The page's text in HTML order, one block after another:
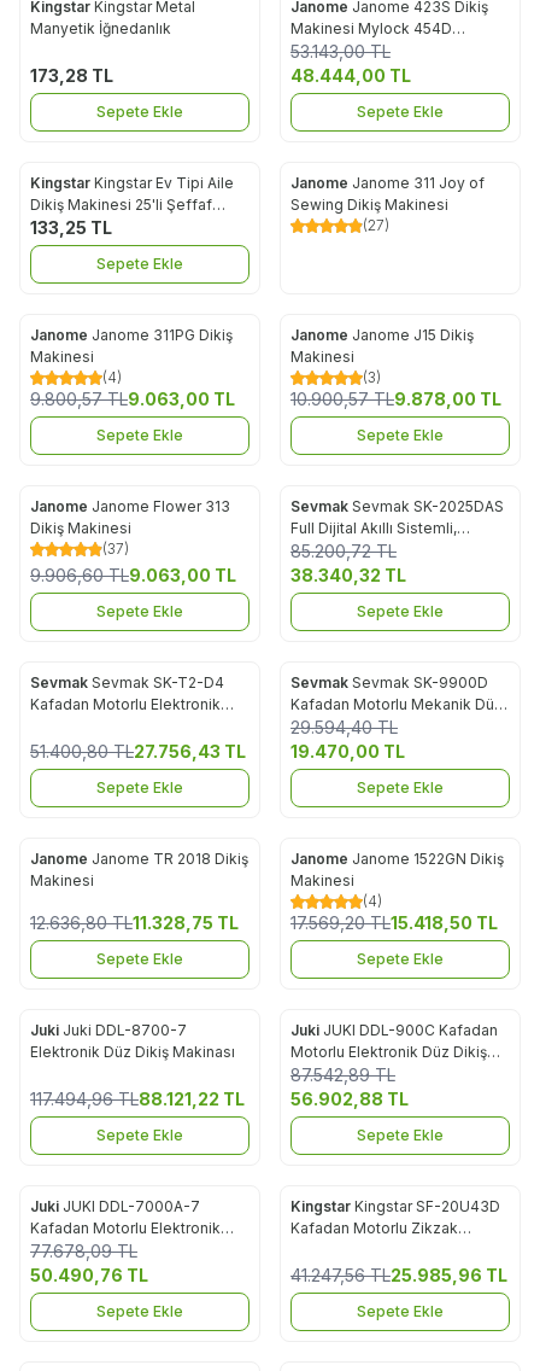
Favorilere Ekle
Kingstar Kingstar Metal
Manyetik İğnedanlık
173,28 TL
Sepete Ekle
Yeni
%9
Favorilere Ekle
Janome Janome 423S Dikiş
Makinesi Mylock 454D
Overlok Makinesi Çöp Kutusu
ve Uzatma Tablaları Avantaj
Paketi
53.143,00TL
48.444,00 TL
Sepete Ekle
Favorilere Ekle
Kingstar Kingstar Ev Tipi Aile
Dikiş Makinesi 25'li Şeffaf
Masura Saklama Kutusu (25
Adet Masuralı)
133,25 TL
Sepete Ekle
%16
Favorilere Ekle
Janome Janome 311 Joy of
Sewing Dikiş Makinesi
(27)
%8
Favorilere Ekle
Janome Janome 311PG Dikiş
Makinesi
(4)
9.800,57TL9.063,00 TL
Sepete Ekle
%9
Favorilere Ekle
Janome Janome J15 Dikiş
Makinesi
(3)
10.900,57TL9.878,00 TL
Sepete Ekle
%9
Favorilere Ekle
Janome Janome Flower 313
Dikiş Makinesi
(37)
9.906,60TL9.063,00 TL
Sepete Ekle
%55
Favorilere Ekle
Sevmak Sevmak SK-2025DAS
Full Dijital Akıllı Sistemli,
Dokunmatik Panelli, Direct
Drive Düz Dikiş Makinası
85.200,72TL
38.340,32 TL
Sepete Ekle
%46
Favorilere Ekle
Sevmak Sevmak SK-T2-D4
Kafadan Motorlu Elektronik
51.400,80TL27.756,43 TL
Sepete Ekle
%34
Favorilere Ekle
Sevmak Sevmak SK-9900D
Kafadan Motorlu Mekanik Düz
Dikiş Makinası
29.594,40TL
19.470,00 TL
Sepete Ekle
%10
Favorilere Ekle
Janome Janome TR 2018 Dikiş
Makinesi
12.636,80TL11.328,75 TL
Sepete Ekle
%12
Favorilere Ekle
Janome Janome 1522GN Dikiş
Makinesi
(4)
17.569,20TL15.418,50 TL
Sepete Ekle
%25
Favorilere Ekle
Juki Juki DDL-8700-7
Elektronik Düz Dikiş Makinası
117.494,96TL88.121,22 TL
Sepete Ekle
%35
Favorilere Ekle
Juki JUKI DDL-900C Kafadan
Motorlu Elektronik Düz Dikiş
Makinası
87.542,89TL
56.902,88 TL
Sepete Ekle
%35
Favorilere Ekle
Juki JUKI DDL-7000A-7
Kafadan Motorlu Elektronik
Düz Dikiş Makinası
77.678,09TL
50.490,76 TL
Sepete Ekle
%37
Favorilere Ekle
Kingstar Kingstar SF-20U43D
Kafadan Motorlu Zikzak
41.247,56TL25.985,96 TL
Sepete Ekle